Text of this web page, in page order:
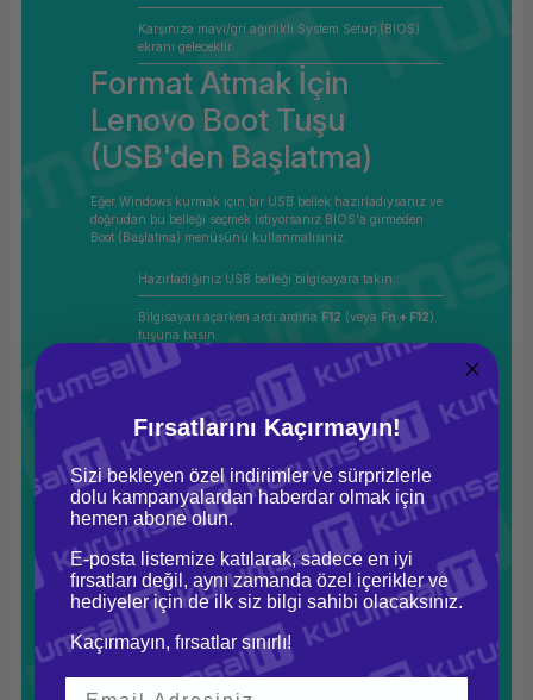
Karşınıza mavi/gri ağırlıklı System Setup (BIOS)
ekranı gelecektir.
Format Atmak İçin
Lenovo Boot Tuşu
(USB'den Başlatma)
Eğer Windows kurmak için bir USB bellek hazırladıysanız ve
doğrudan bu belleği seçmek istiyorsanız BIOS'a girmeden
Boot (Başlatma) menüsünü kullanmalısınız.
Hazırladığınız USB belleği bilgisayara takın.
Bilgisayarı açarken ardı ardına F12 (veya Fn + F12)
tuşuna basın.
Çıkan Boot Device Menu ekranından USB
belleğinizi (Genellikle EFI USB Device
Lenovo Novo Tuşu (Gizli
Düğme) Nedir?
Yeni nesil ince Lenovo laptoplarda (Özellikle Ideapad
serisinde) BIOS veya Boot menüsüne girmek için
tasarlanmış küçük gizli bir düğme bulunur.
Bilgisayar kapalıyken, kasanın yan tarafındaki küçük deliğe
bir ataç veya iğne batırdığınızda bilgisayar otomatik olarak
Novo Button Menu
ile açılır. Buradan ister BIOS (Normal
Startup), ister Boot Menu, isterseniz de System Recovery
(Sistem Kurtarma) seçimi yapabilirsiniz.
Fırsatlarını Kaçırmayın!
Sizi bekleyen özel indirimler ve sürprizlerle
dolu kampanyalardan haberdar olmak için
hemen abone olun.
E-posta listemize katılarak, sadece en iyi
fırsatları değil, aynı zamanda özel içerikler ve
hediyeler için de ilk siz bilgi sahibi olacaksınız.
Kaçırmayın, fırsatlar sınırlı!